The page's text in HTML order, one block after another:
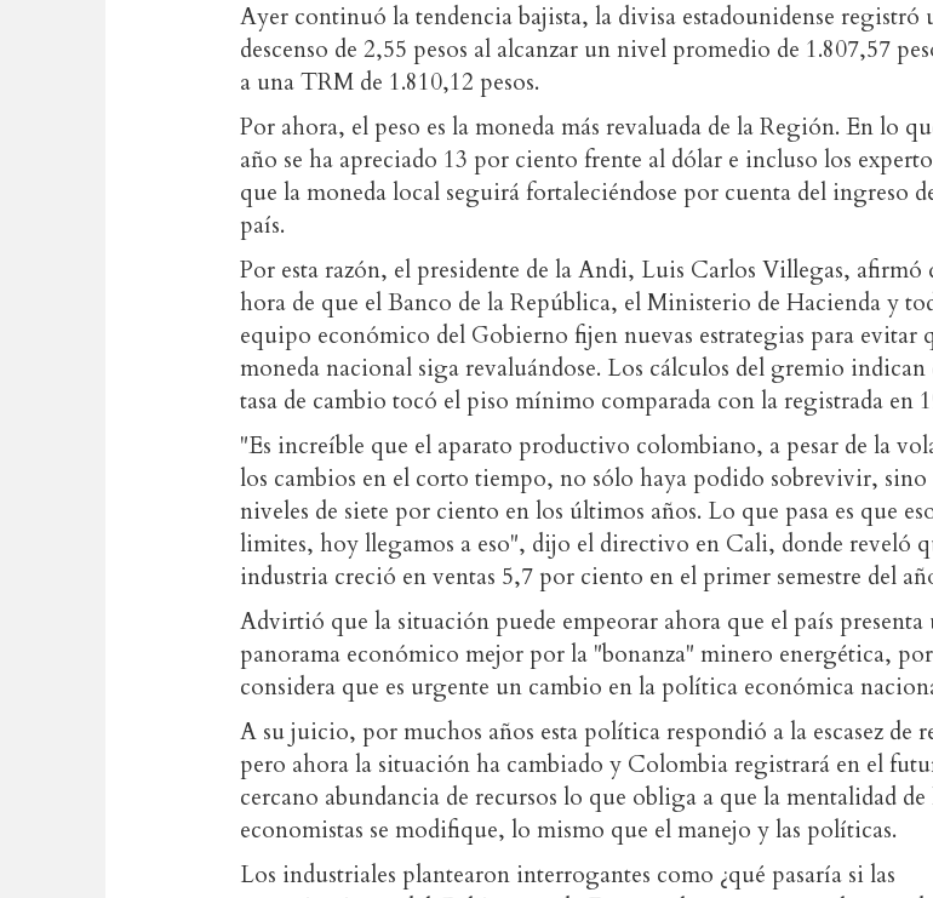
Ayer continuó la tendencia bajista, la divisa estadounidense registró
descenso de 2,55 pesos al alcanzar un nivel promedio de 1.807,57
a una TRM de 1.810,12 pesos.
Por ahora, el peso es la moneda más revaluada de la Región. En lo
año se ha apreciado 13 por ciento frente al dólar e incluso los
que la moneda local seguirá fortaleciéndose por cuenta del ingreso
país.
Por esta razón, el presidente de la Andi, Luis Carlos Villegas, afirmó
hora de que el Banco de la República, el Ministerio de Hacienda y
equipo económico del Gobierno fijen nuevas estrategias para evitar
moneda nacional siga revaluándose. Los cálculos del gremio indican
tasa de cambio tocó el piso mínimo comparada con la registrada en
"Es increíble que el aparato productivo colombiano, a pesar de la
los cambios en el corto tiempo, no sólo haya podido sobrevivir, sino
niveles de siete por ciento en los últimos años. Lo que pasa es que
limites, hoy llegamos a eso", dijo el directivo en Cali, donde reveló
industria creció en ventas 5,7 por ciento en el primer semestre del
Advirtió que la situación puede empeorar ahora que el país presenta
panorama económico mejor por la "bonanza" minero energética,
considera que es urgente un cambio en la política económica
A su juicio, por muchos años esta política respondió a la escasez de
pero ahora la situación ha cambiado y Colombia registrará en el
cercano abundancia de recursos lo que obliga a que la mentalidad de
economistas se modifique, lo mismo que el manejo y las políticas.
Los industriales plantearon interrogantes como ¿qué pasaría si las